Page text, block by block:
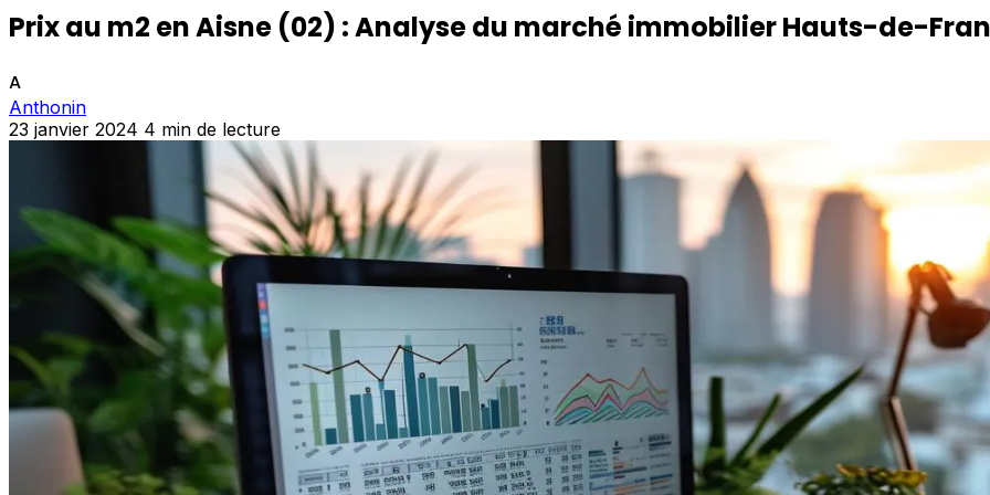
Prix au m2 en Aisne (02) : Analyse du marché immobilier Hauts-de-
A
Anthonin
23 janvier 2024 4 min de lecture